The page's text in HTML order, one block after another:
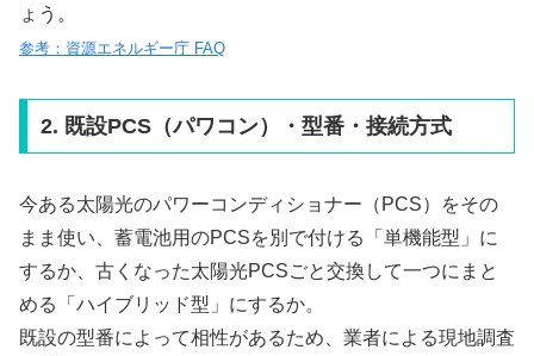
ょう。
参考：資源エネルギー庁 FAQ
2. 既設PCS（パワコン）・型番・接続方式
今ある太陽光のパワーコンディショナー（PCS）をその
まま使い、蓄電池用のPCSを別で付ける「単機能型」に
するか、古くなった太陽光PCSごと交換して一つにまと
める「ハイブリッド型」にするか。
既設の型番によって相性があるため、業者による現地調査